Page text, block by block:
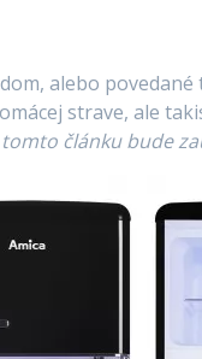
alebo
strave, ale
tomto článku bude